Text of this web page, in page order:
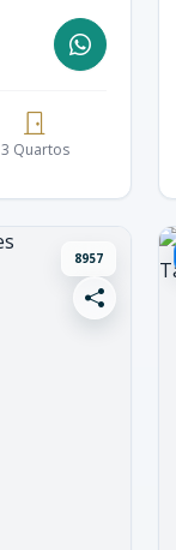
3 Quartos
8957